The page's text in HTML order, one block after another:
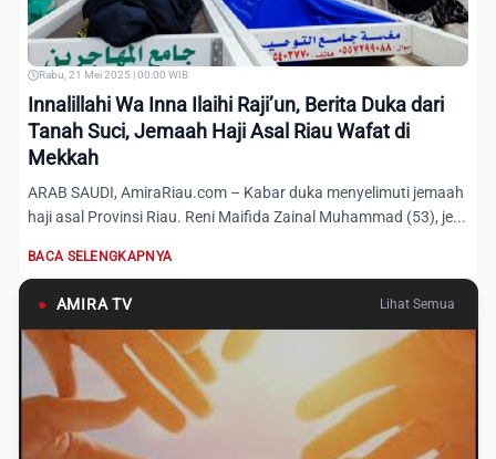
Rabu, 21 Mei 2025 | 00:00 WIB
Innalillahi Wa Inna Ilaihi Raji’un, Berita Duka dari
Tanah Suci, Jemaah Haji Asal Riau Wafat di
Mekkah
ARAB SAUDI, AmiraRiau.com – Kabar duka menyelimuti jemaah
haji asal Provinsi Riau. Reni Maifida Zainal Muhammad (53), je...
BACA SELENGKAPNYA
● AMIRA TV Lihat Semua